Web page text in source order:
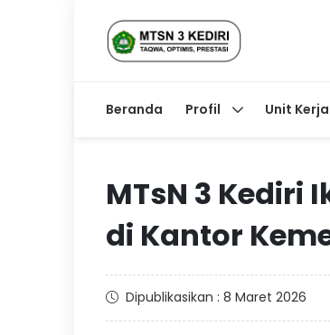
Beranda Profil Unit Kerja
MTsN 3 Kediri
di Kantor
Dipublikasikan : 8 Maret 2026